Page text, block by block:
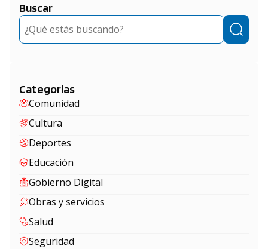
Buscar
Buscar
Categorias
Comunidad
Cultura
Deportes
Educación
Gobierno Digital
Obras y servicios
Salud
Seguridad